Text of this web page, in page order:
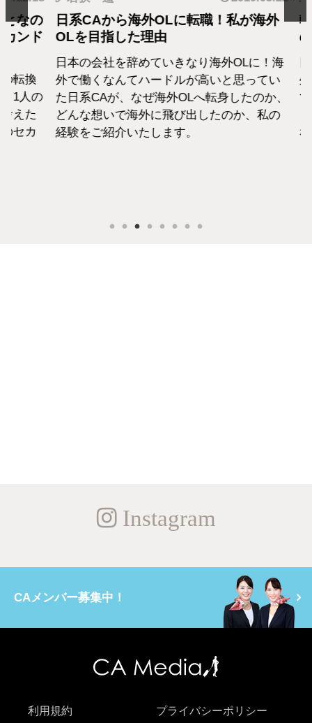
の
ド
換
人の
た
カ
日系CAから海外OLに転職！私が海外
OLを目指した理由
日本の会社を辞めていきなり海外OLに！海
外で働くなんてハードルが高いと思ってい
た日系CAが、なぜ海外OLへ転身したのか、
どんな想いで海外に飛び出したのか、私の
経験をご紹介いたします。
転
の
日系
外
て
な
Instagram
CAメンバー募集中！
利用規約 プライバシーポリシー